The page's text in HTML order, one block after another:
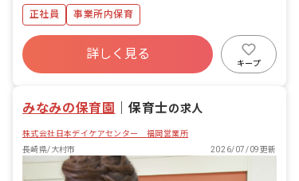
年齢（縦割り)保育 ■園児年齢層：0～2
歳児 ■書類作成ツール導入：あり ■園庭
有無：あり
正社員 事業所内保育
詳しく見る
キープ
みなみの保育園 ｜保育士の求人
株式会社日本デイケアセンター 福岡営業所
長崎県/大村市
2026/07/09更新